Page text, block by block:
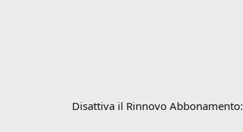
Disattiva il Rinnovo Abbonamento: